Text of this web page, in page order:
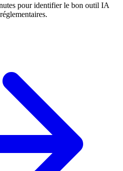
pour identifier le bon outil IA